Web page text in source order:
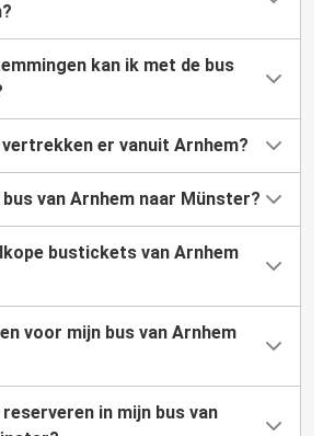
kan ik met de bus
vertrekken er vanuit Arnhem?
bus van Arnhem naar Münster?
bustickets van Arnhem
voor mijn bus van Arnhem
in mijn bus van